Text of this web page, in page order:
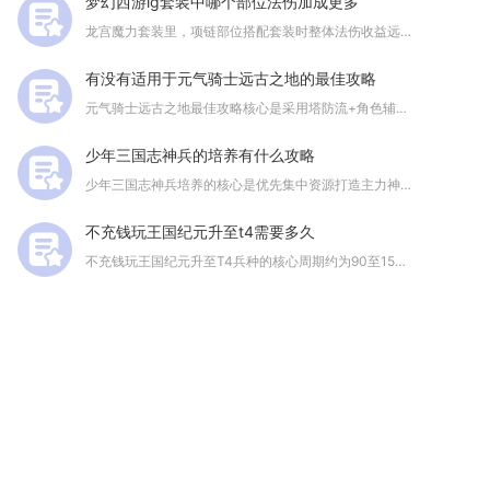
龙宫魔力套装里，项链部位搭配套装时整体法伤收益远高于头盔、腰...
有没有适用于元气骑士远古之地的最佳攻略
元气骑士远古之地最佳攻略核心是采用塔防流+角色辅助组合，优先...
少年三国志神兵的培养有什么攻略
少年三国志神兵培养的核心是优先集中资源打造主力神兵，按升阶、...
不充钱玩王国纪元升至t4需要多久
不充钱玩王国纪元升至T4兵种的核心周期约为90至150天，具...